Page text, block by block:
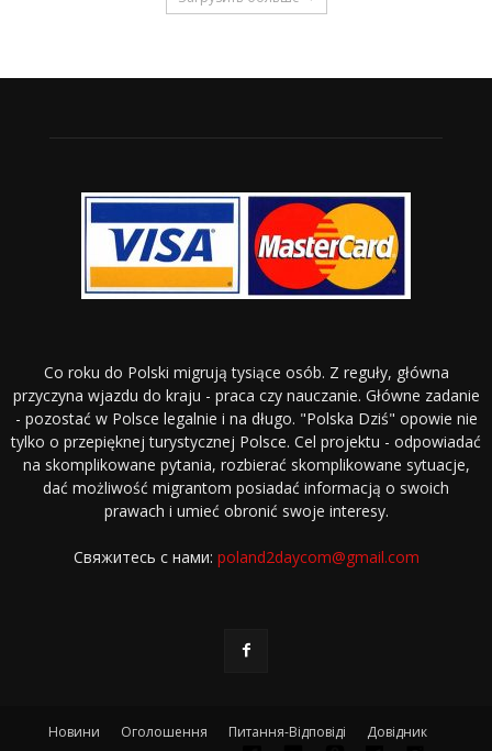
Co roku do Polski migrują tysiące osób. Z reguły, główna
przyczyna wjazdu do kraju - praca czy nauczanie. Główne zadanie
- pozostać w Polsce legalnie i na długo. "Polska Dziś" opowie nie
tylko o przepięknej turystycznej Polsce. Cel projektu - odpowiadać
na skomplikowane pytania, rozbierać skomplikowane sytuacje,
dać możliwość migrantom posiadać informacją o swoich
prawach i umieć obronić swoje interesy.
Свяжитесь с нами: poland2daycom@gmail.com
Новини Оголошення Питання-Відповіді Довідник